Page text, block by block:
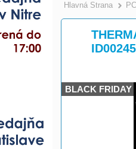
Hlavná Strana
BLACK FRIDAY